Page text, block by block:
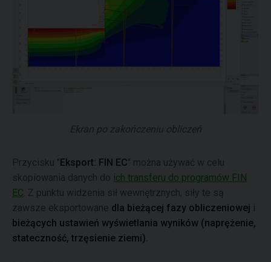
Ekran po zakończeniu obliczeń
Przycisku " Eksport: FIN EC" można używać w celu
skopiowania danych do ich transferu do programów FIN
EC . Z punktu widzenia sił wewnętrznych, siły te są
zawsze eksportowane dla bieżącej fazy obliczeniowej i
bieżących ustawień wyświetlania wyników (naprężenie,
stateczność, trzęsienie ziemi).